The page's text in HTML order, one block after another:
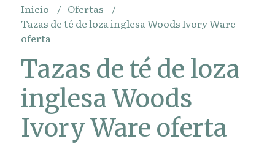
Inicio
Ofertas
Tazas de té de loza inglesa Woods Ivory Ware
oferta
Tazas de té de loza
inglesa Woods
Ivory Ware oferta